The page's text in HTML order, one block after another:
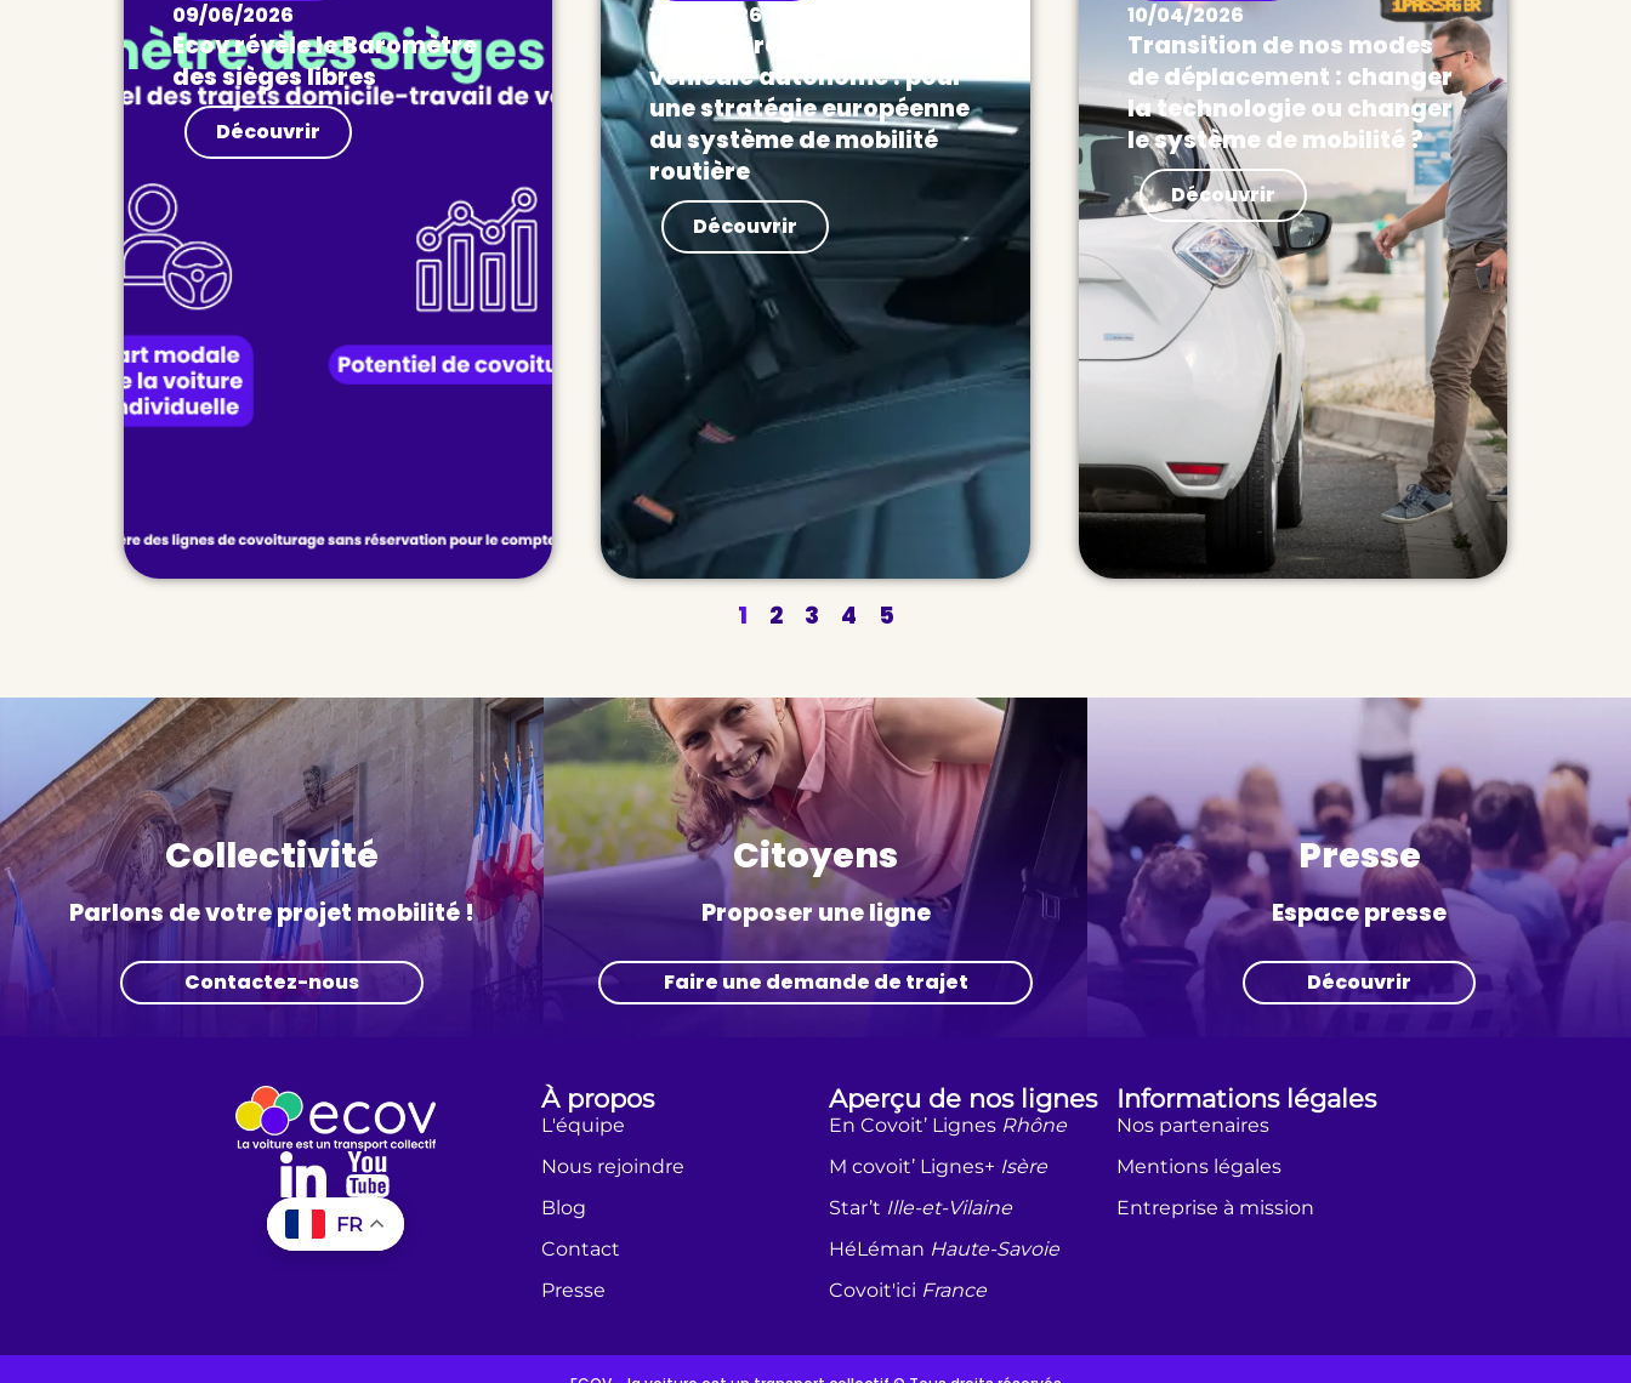
09/06/2026
Ecov révèle le Baromètre
des sièges libres
Actualités Des millions de sièges
vides circulent chaque jour sur
nos routes. Et si c’était notre
principale ressource de mobilité
Découvrir
12/05/2026
Reprendre la main sur le
véhicule autonome : pour
une stratégie européenne
du système de mobilité
routière
Actualités Extrait de la note de
Thomas Matagne portée et
publiée par le Haut-
Commissariat à la Stratégie et
au Plan
Découvrir
10/04/2026
Transition de nos modes
de déplacement : changer
la technologie ou changer
le système de mobilité ?
Actualités Le déploiement des
Services Express Routiers (SER),
combinant lignes de car express
et lignes de covoiturage express,
répond à
Découvrir
1 2 3 4 5
Collectivité
Parlons de votre projet mobilité !
Contactez-nous
Citoyens
Proposer une ligne
Faire une demande de trajet
Presse
Espace presse
Découvrir
FR
À propos
L'équipe
Nous rejoindre
Blog
Contact
Presse
Aperçu de nos lignes
En Covoit’ Lignes Rhône
M covoit’ Lignes+ Isère
Star’t Ille-et-Vilaine
HéLéman Haute-Savoie
Covoit'ici France
Informations légales
Nos partenaires
Mentions légales
Entreprise à mission